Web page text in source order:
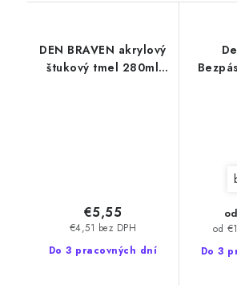
DEN BRAVEN akrylový
štukový tmel 280ml
Do 3 pracovných dní
€4,51 bez DPH
€5,55
Do 3
od
od